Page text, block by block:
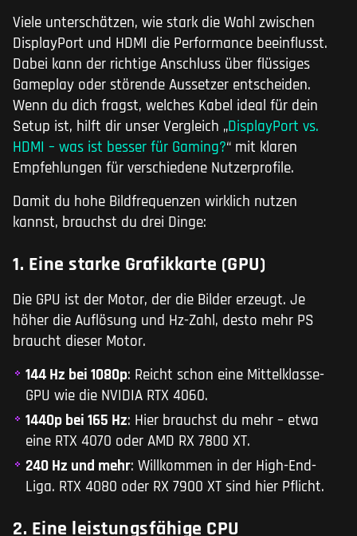
Viele unterschätzen, wie stark die Wahl zwischen
DisplayPort und HDMI die Performance beeinflusst.
Dabei kann der richtige Anschluss über flüssiges
Gameplay oder störende Aussetzer entscheiden.
Wenn du dich fragst, welches Kabel ideal für dein
Setup ist, hilft dir unser Vergleich „DisplayPort vs.
HDMI – was ist besser für Gaming?“ mit klaren
Empfehlungen für verschiedene Nutzerprofile.
Damit du hohe Bildfrequenzen wirklich nutzen
kannst, brauchst du drei Dinge:
1. Eine starke Grafikkarte (GPU)
Die GPU ist der Motor, der die Bilder erzeugt. Je
höher die Auflösung und Hz-Zahl, desto mehr PS
braucht dieser Motor.
144 Hz bei 1080p: Reicht schon eine Mittelklasse-
GPU wie die NVIDIA RTX 4060.
1440p bei 165 Hz: Hier brauchst du mehr – etwa
eine RTX 4070 oder AMD RX 7800 XT.
240 Hz und mehr: Willkommen in der High-End-
Liga. RTX 4080 oder RX 7900 XT sind hier Pflicht.
2. Eine leistungsfähige CPU